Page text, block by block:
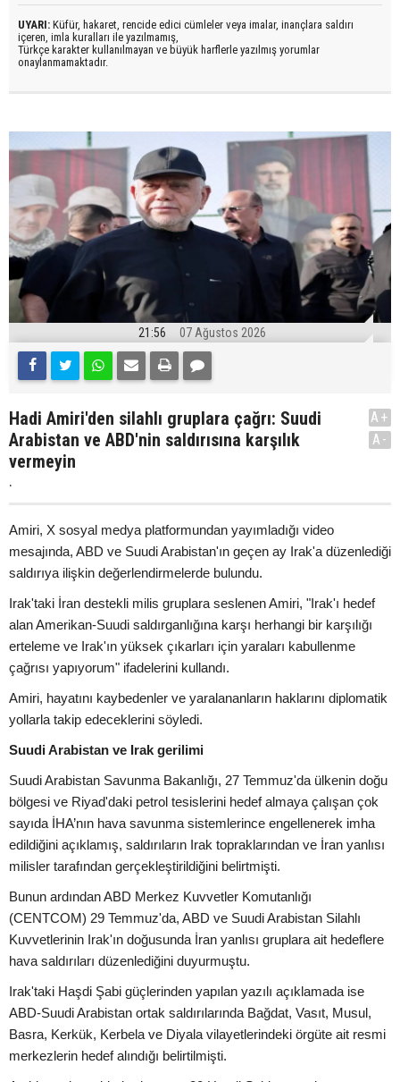
UYARI: Küfür, hakaret, rencide edici cümleler veya imalar, inançlara saldırı
içeren, imla kuralları ile yazılmamış,
Türkçe karakter kullanılmayan ve büyük harflerle yazılmış yorumlar
onaylanmamaktadır.
21:56 07 Ağustos 2026
Hadi Amiri'den silahlı gruplara çağrı: Suudi
Arabistan ve ABD'nin saldırısına karşılık
vermeyin
.
A+
A-
Amiri, X sosyal medya platformundan yayımladığı video
mesajında, ABD ve Suudi Arabistan'ın geçen ay Irak'a düzenlediği
saldırıya ilişkin değerlendirmelerde bulundu.
Irak'taki İran destekli milis gruplara seslenen Amiri, "Irak'ı hedef
alan Amerikan-Suudi saldırganlığına karşı herhangi bir karşılığı
erteleme ve Irak'ın yüksek çıkarları için yaraları kabullenme
çağrısı yapıyorum" ifadelerini kullandı.
Amiri, hayatını kaybedenler ve yaralananların haklarını diplomatik
yollarla takip edeceklerini söyledi.
Suudi Arabistan ve Irak gerilimi
Suudi Arabistan Savunma Bakanlığı, 27 Temmuz'da ülkenin doğu
bölgesi ve Riyad'daki petrol tesislerini hedef almaya çalışan çok
sayıda İHA’nın hava savunma sistemlerince engellenerek imha
edildiğini açıklamış, saldırıların Irak topraklarından ve İran yanlısı
milisler tarafından gerçekleştirildiğini belirtmişti.
Bunun ardından ABD Merkez Kuvvetler Komutanlığı
(CENTCOM) 29 Temmuz'da, ABD ve Suudi Arabistan Silahlı
Kuvvetlerinin Irak'ın doğusunda İran yanlısı gruplara ait hedeflere
hava saldırıları düzenlediğini duyurmuştu.
Irak'taki Haşdi Şabi güçlerinden yapılan yazılı açıklamada ise
ABD-Suudi Arabistan ortak saldırılarında Bağdat, Vasıt, Musul,
Basra, Kerkük, Kerbela ve Diyala vilayetlerindeki örgüte ait resmi
merkezlerin hedef alındığı belirtilmişti.